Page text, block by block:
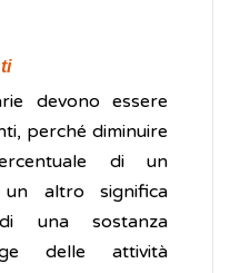
devono essere
perché diminuire
di un
altro significa
una sostanza
delle attività